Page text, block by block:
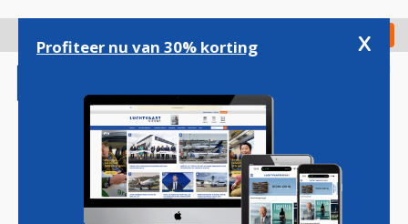
gaan
Check in
Magazine Podcasts Vacatures
Profiteer nu van 30% korting x